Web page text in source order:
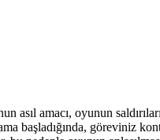
amacı, oyunun
başladığında, göreviniz